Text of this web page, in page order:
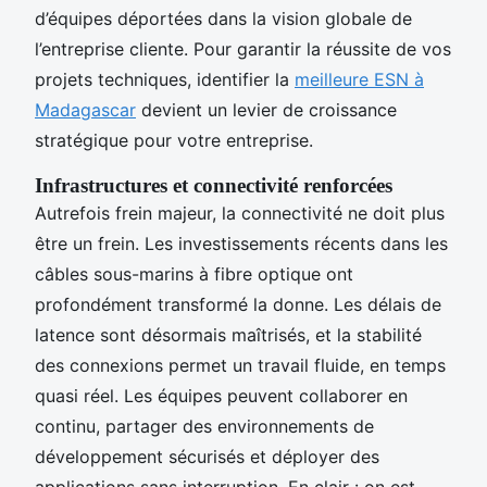
d’équipes déportées dans la vision globale de
l’entreprise cliente. Pour garantir la réussite de vos
projets techniques, identifier la meilleure ESN à
Madagascar devient un levier de croissance
stratégique pour votre entreprise.
Infrastructures et connectivité renforcées
Autrefois frein majeur, la connectivité ne doit plus
être un frein. Les investissements récents dans les
câbles sous-marins à fibre optique ont
profondément transformé la donne. Les délais de
latence sont désormais maîtrisés, et la stabilité
des connexions permet un travail fluide, en temps
quasi réel. Les équipes peuvent collaborer en
continu, partager des environnements de
développement sécurisés et déployer des